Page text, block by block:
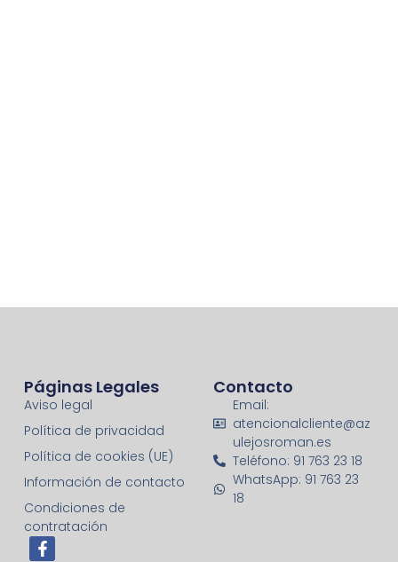
Páginas Legales
Aviso legal
Política de privacidad
Política de cookies (UE)
Información de contacto
Condiciones de
contratación
Contacto
Email:
atencionalcliente@az
ulejosroman.es
Teléfono: 91 763 23 18
WhatsApp: 91 763 23
18
F
I